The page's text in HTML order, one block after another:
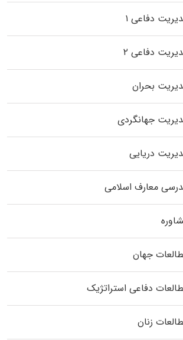
دفاعی ۱
دفاعی ۲
بحران
جهانگردی
دریایی
معارف اسلامی
جهان
دفاعی استراتژیک
زنان